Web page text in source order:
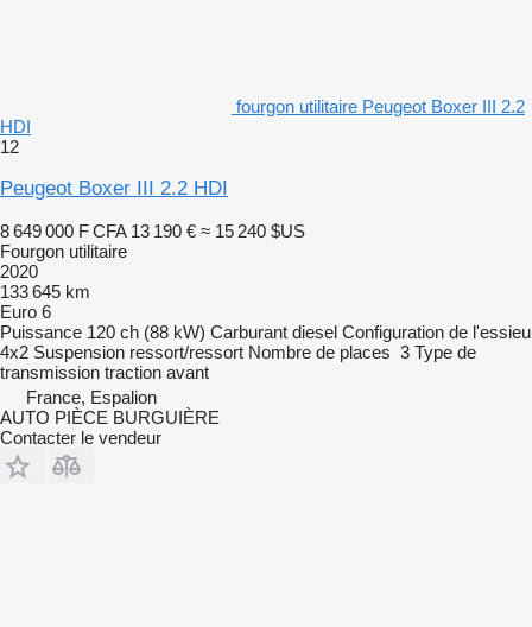
fourgon utilitaire Peugeot Boxer III 2.2
HDI
12
Peugeot Boxer III 2.2 HDI
8 649 000 F CFA 13 190 € ≈ 15 240 $US
Fourgon utilitaire
2020
133 645 km
Euro 6
Puissance 120 ch (88 kW) Carburant diesel Configuration de l'essieu
4x2 Suspension ressort/ressort Nombre de places 3 Type de
transmission traction avant
France, Espalion
AUTO PIÈCE BURGUIÈRE
Contacter le vendeur